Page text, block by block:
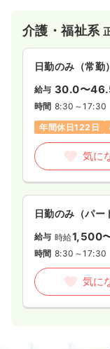
介護・福祉系
日勤のみ（常勤）
給与 30.0〜
時間 8:30～17:30
年間休日122日
気に
日勤のみ（パー
給与 時給1,500
時間 8:30～17:30
気に